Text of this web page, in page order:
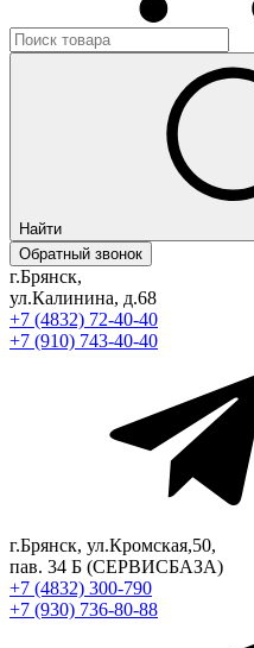
Найти
Обратный звонок
г.Брянск,
ул.Калинина, д.68
+7 (4832) 72-40-40
+7 (910) 743-40-40
г.Брянск, ул.Кромская,50,
пав. 34 Б (СЕРВИСБАЗА)
+7 (4832) 300-790
+7 (930) 736-80-88